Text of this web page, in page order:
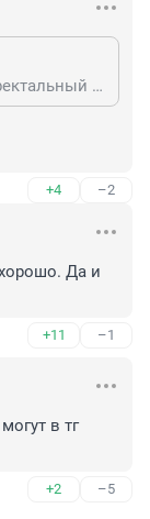
Если у твоего папаши обнаружили ректальный пролапс, то нечего думать, что у всех остальных бывает так же
+4 –2
Да и
+11 –1
в тг
+2 –5